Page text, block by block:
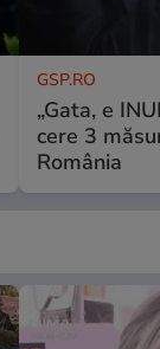
GSP.RO
„Gata, e
cere 3
România